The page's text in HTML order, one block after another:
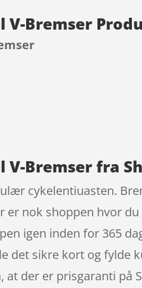
V-Bremser
V-Bremser fra
cykelentiuasten.
er nok shoppen hvor
igen inden for 365
det sikre kort og fylde
der er prisgaranti på